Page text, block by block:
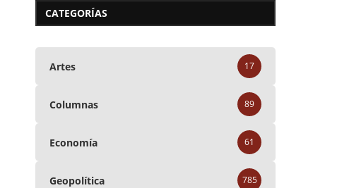
CATEGORÍAS
Artes 17
Columnas 89
Economía 61
Geopolítica 785